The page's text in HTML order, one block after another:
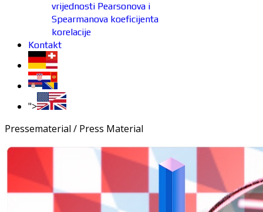
vrijednosti Pearsonova i
Spearmanova koeficijenta
korelacije
Kontakt
">
Pressematerial / Press Material